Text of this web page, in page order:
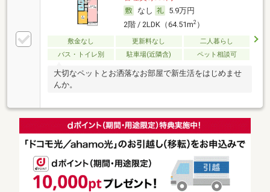
なし
5.9万円
2階 / 2LDK（64.51m2）
敷金なし 更新料なし
二人暮らし
バス・トイレ別
駐車場(近隣含) ペット相談可
大切なペットとお洒落なお部屋で新生活をはじめませ
んか。